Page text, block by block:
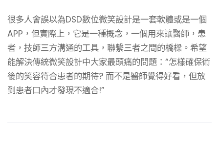
很多人會誤以為DSD數位微笑設計是一套軟體或是一個
APP，但實際上，它是一種概念，一個用來讓醫師，患
者，技師三方溝通的工具，聯繫三者之間的橋樑。希望
能解決傳統微笑設計中大家最頭痛的問題：“怎樣確保術
後的笑容符合患者的期待? 而不是醫師覺得好看，但放
到患者口內才發現不適合!”